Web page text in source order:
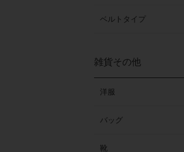
ベルトタイプ
雑貨その他
洋服
バッグ
靴